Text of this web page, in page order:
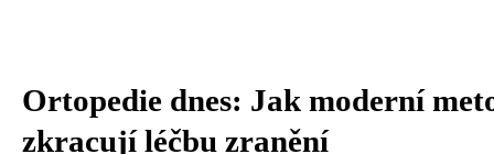
Ortopedie dnes: Jak moderní
zkracují léčbu zranění